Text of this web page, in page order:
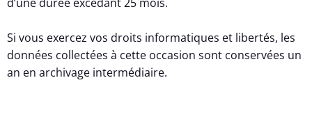
Si vous exercez vos droits informatiques et libertés, les
données collectées à cette occasion sont conservées un
an en archivage intermédiaire.